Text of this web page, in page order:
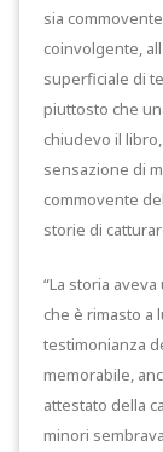
sia
coinvolgente,
superficiale di
piuttosto che
chiudevo il
sensazione di
commovente
storie di
“La storia
che è rimasto a
testimonianza
memorabile,
attestato della
minori